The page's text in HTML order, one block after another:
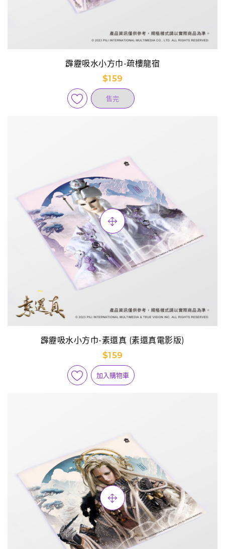
霹靂吸水小方巾-疏樓龍宿
$159
售完
霹靂吸水小方巾-素還真 (素還真電影版)
$159
加入購物車